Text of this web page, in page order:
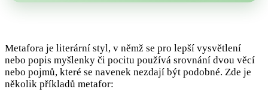
Metafora je literární styl, v němž se pro lepší vysvětlení
nebo popis myšlenky či pocitu používá srovnání dvou věcí
nebo pojmů, které se navenek nezdají být podobné. Zde je
několik příkladů metafor: